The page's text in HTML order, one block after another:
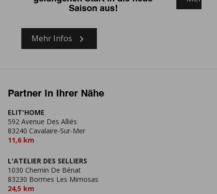
Saison aus!
Mehr Infos
Partner in Ihrer Nähe
ELIT'HOME
592 Avenue Des Alliés
83240 Cavalaire-Sur-Mer
11,6 km
L'ATELIER DES SELLIERS
1030 Chemin De Bénat
83230 Bormes Les Mimosas
24,5 km